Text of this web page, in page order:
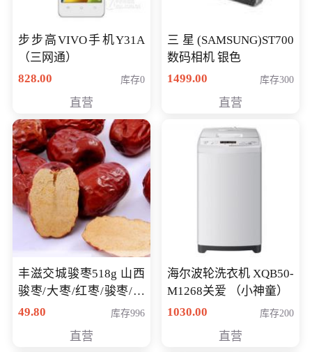
步步高VIVO手机Y31A
（三网通）
828.00
库存0
直营
三星(SAMSUNG)ST700
数码相机 银色
1499.00
库存300
直营
丰滋交城骏枣518g 山西
骏枣/大枣/红枣/骏枣/热
销千件/
49.80 库存996
直营
海尔波轮洗衣机 XQB50-
M1268关爱 （小神童）
1030.00
库存200
直营